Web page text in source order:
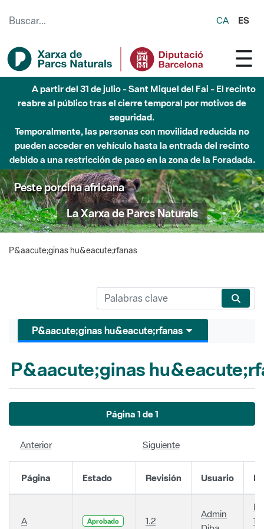
CA ES
A partir del 31 de julio - Sant Miquel del Fai - El recinto
reabre al público tras el cierre temporal por motivos de
seguridad.
Temporalmente, las personas con movilidad reducida no
pueden acceder en vehículo hasta la entrada del recinto
debido a una restricción de paso en la zona de la Foradada.
Peste porcina africana
La Xarxa de Parcs Naturals
P&aacute;ginas hu&eacute;rfanas
P&aacute;ginas hu&eacute;rfanas
P&aacute;ginas
Página 1 de 1
Anterior Siguiente
Página Estado Revisión Usuario
A Aprobado 1.2
Admin
14